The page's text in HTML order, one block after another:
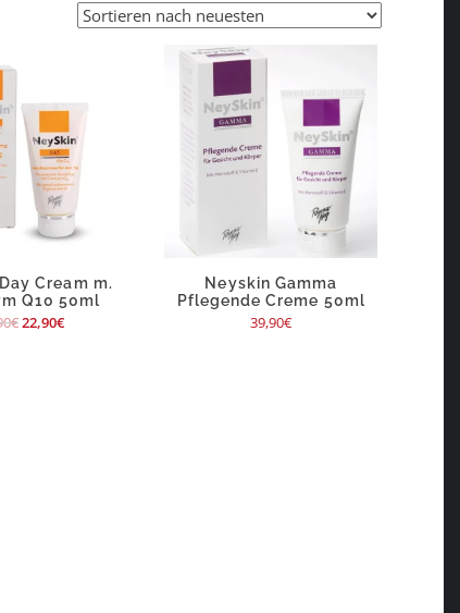
Cream m.
Q10 50ml
€22,90€
Neyskin Gamma
Pflegende Creme 50ml
39,90€